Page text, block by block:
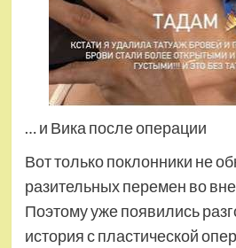
… и Вика после операции
Вот только поклонники не
разительных перемен во
Поэтому уже появились
история с пластической